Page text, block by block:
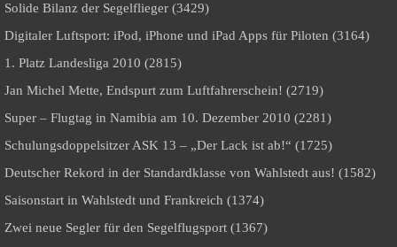
Solide Bilanz der Segelflieger (3429)
Digitaler Luftsport: iPod, iPhone und iPad Apps für Piloten (3164)
1. Platz Landesliga 2010 (2815)
Jan Michel Mette, Endspurt zum Luftfahrerschein! (2719)
Super – Flugtag in Namibia am 10. Dezember 2010 (2281)
Schulungsdoppelsitzer ASK 13 – „Der Lack ist ab!“ (1725)
Deutscher Rekord in der Standardklasse von Wahlstedt aus! (1582)
Saisonstart in Wahlstedt und Frankreich (1374)
Zwei neue Segler für den Segelflugsport (1367)